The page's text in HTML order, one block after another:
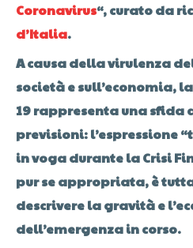
Coronavirus“, curato da
d’Italia.
A causa della virulenza
società e sull’economia,
19 rappresenta una sfida
previsioni: l’espressione
in voga durante la Crisi
pur se appropriata, è
descrivere la gravità e
dell’emergenza in corso.